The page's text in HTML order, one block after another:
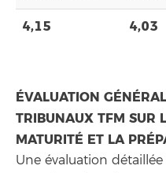
4,15 4,03
ÉVALUATION
TRIBUNAUX TFM SUR
MATURITÉ ET LA
Une évaluation détaillée